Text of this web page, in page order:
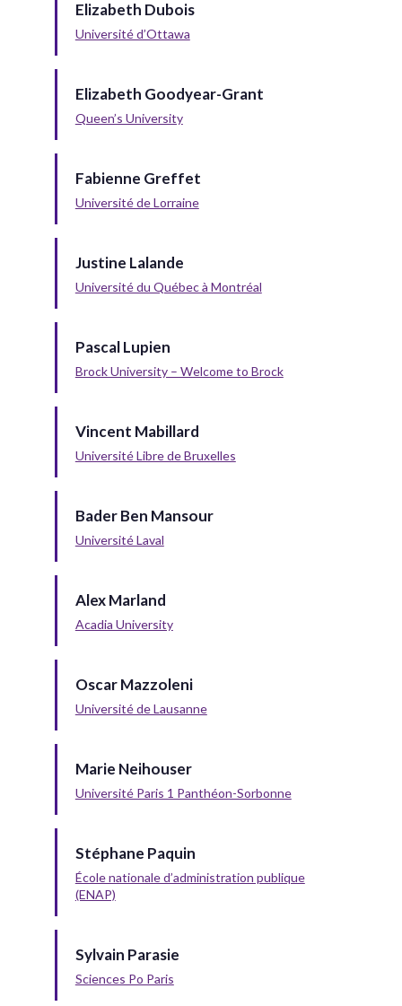
Elizabeth Dubois
Université d’Ottawa
Elizabeth Goodyear-Grant
Queen’s University
Fabienne Greffet
Université de Lorraine
Justine Lalande
Université du Québec à Montréal
Pascal Lupien
Brock University – Welcome to Brock
Vincent Mabillard
Université Libre de Bruxelles
Bader Ben Mansour
Université Laval
Alex Marland
Acadia University
Oscar Mazzoleni
Université de Lausanne
Marie Neihouser
Université Paris 1 Panthéon-Sorbonne
Stéphane Paquin
École nationale d’administration publique
(ENAP)
Sylvain Parasie
Sciences Po Paris